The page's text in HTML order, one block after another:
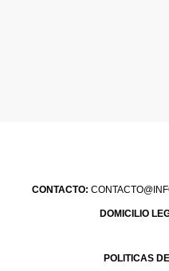
CONTACTO:
DOMICILIO
POLITICAS